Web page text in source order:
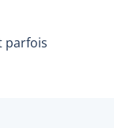
parfois